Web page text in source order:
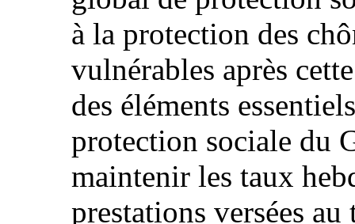
à la protection des
vulnérables après
des éléments
protection sociale du
maintenir les taux
prestations versées